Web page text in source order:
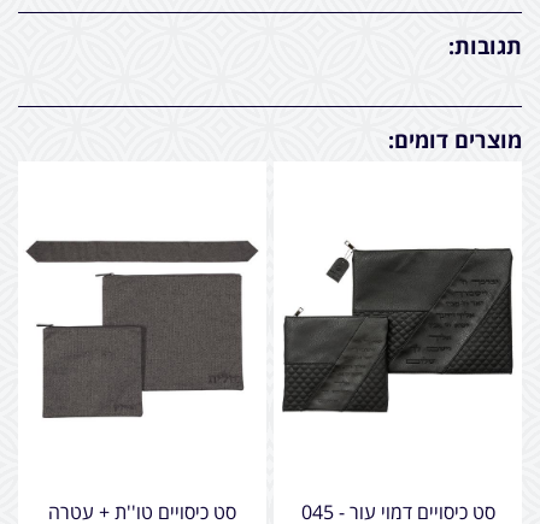
תגובות:
מוצרים דומים:
סט כיסויים דמוי עור - 045 סט כיסויים טו''ת + עטרה